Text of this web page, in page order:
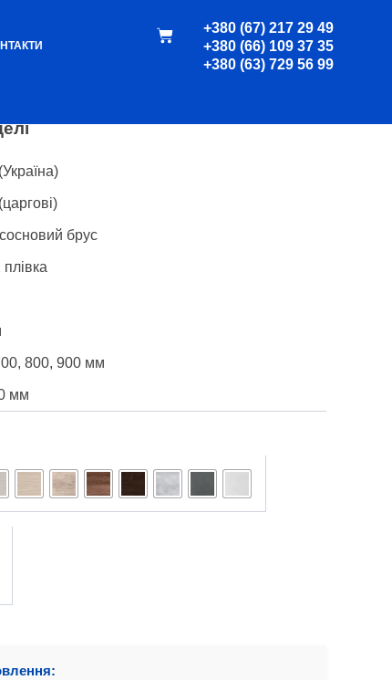
+380 (67) 217 29 49
+380 (66) 109 37 35
+380 (63) 729 56 99
1
брус
800, 900 мм
мм